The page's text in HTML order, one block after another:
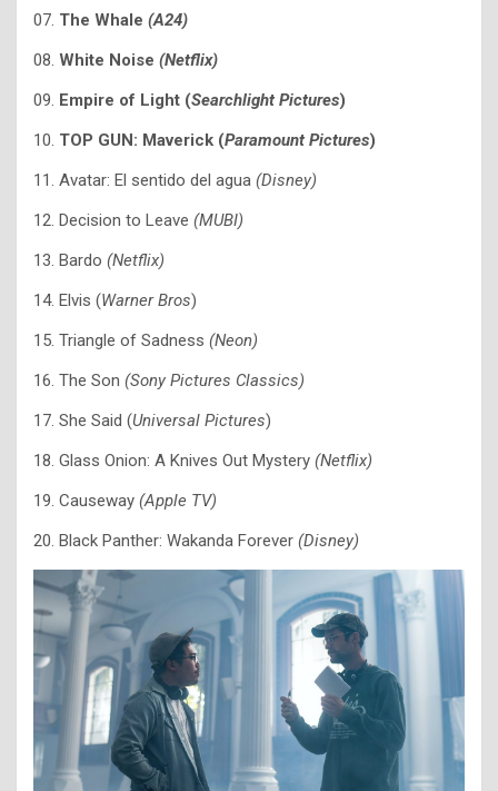
07. The Whale (A24)
08. White Noise (Netflix)
09. Empire of Light (Searchlight Pictures)
10. TOP GUN: Maverick (Paramount Pictures)
11. Avatar: El sentido del agua (Disney)
12. Decision to Leave (MUBI)
13. Bardo (Netflix)
14. Elvis (Warner Bros)
15. Triangle of Sadness (Neon)
16. The Son (Sony Pictures Classics)
17. She Said (Universal Pictures)
18. Glass Onion: A Knives Out Mystery (Netflix)
19. Causeway (Apple TV)
20. Black Panther: Wakanda Forever (Disney)